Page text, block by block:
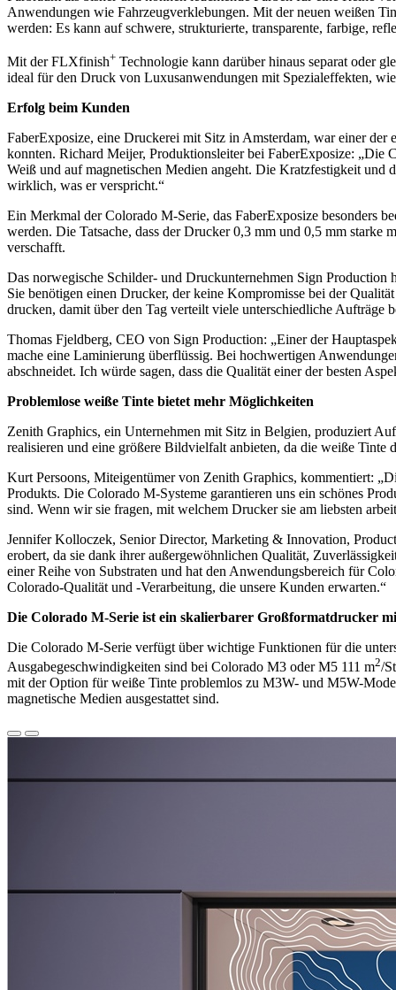
Anwendungen wie Fahrzeugverklebungen. Mit der neuen weißen
werden: Es kann auf schwere, strukturierte, transparente, farbige,
Mit der FLXfinish+ Technologie kann darüber hinaus separat oder
ideal für den Druck von Luxusanwendungen mit Spezialeffekten,
Erfolg beim Kunden
FaberExposize, eine Druckerei mit Sitz in Amsterdam, war einer
konnten. Richard Meijer, Produktionsleiter bei FaberExposize:
Weiß und auf magnetischen Medien angeht. Die Kratzfestigkeit
wirklich, was er verspricht.“
Ein Merkmal der Colorado M-Serie, das FaberExposize besonders
werden. Die Tatsache, dass der Drucker 0,3 mm und 0,5 mm
verschafft.
Das norwegische Schilder- und Druckunternehmen Sign Production
Sie benötigen einen Drucker, der keine Kompromisse bei der
drucken, damit über den Tag verteilt viele unterschiedliche Aufträge
Thomas Fjeldberg, CEO von Sign Production: „Einer der
mache eine Laminierung überflüssig. Bei hochwertigen
abschneidet. Ich würde sagen, dass die Qualität einer der besten
Problemlose weiße Tinte bietet mehr Möglichkeiten
Zenith Graphics, ein Unternehmen mit Sitz in Belgien, produziert
realisieren und eine größere Bildvielfalt anbieten, da die weiße Tinte
Kurt Persoons, Miteigentümer von Zenith Graphics, kommentiert:
Produkts. Die Colorado M-Systeme garantieren uns ein schönes
sind. Wenn wir sie fragen, mit welchem Drucker sie am liebsten
Jennifer Kolloczek, Senior Director, Marketing & Innovation,
erobert, da sie dank ihrer außergewöhnlichen Qualität,
einer Reihe von Substraten und hat den Anwendungsbereich für
Colorado-Qualität und -Verarbeitung, die unsere Kunden erwarten.“
Die Colorado M-Serie ist ein skalierbarer Großformatdrucker
Die Colorado M-Serie verfügt über wichtige Funktionen für die
Ausgabegeschwindigkeiten sind bei Colorado M3 oder M5 111 m2/
mit der Option für weiße Tinte problemlos zu M3W- und M5W-
magnetische Medien ausgestattet sind.